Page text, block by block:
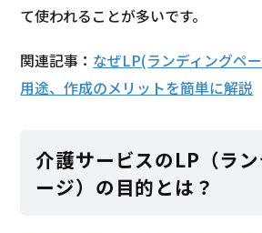
て使われることが多いです。
関連記事： なぜLP(ランディングペ
用途、作成のメリットを簡単に解説
介護サービスのLP（ラ
ージ）の目的とは？